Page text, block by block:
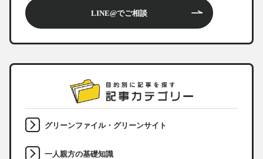
LINE@でご相談
グリーンファイル・グリーンサイト
一人親方の基礎知識